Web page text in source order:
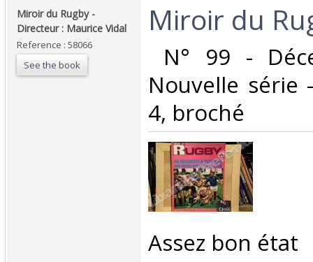
‎Miroir du Rugby -
Directeur : Maurice Vidal ‎
Reference : 58066
See the book
‎Miroir du
N° 99 -
Nouvelle série
4, broché‎
‎Assez bon état ‎